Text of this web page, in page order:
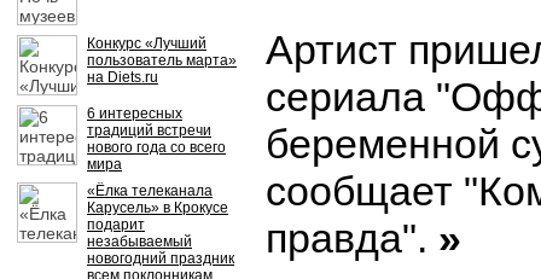
Конкурс «Лучший
пользователь марта»
на Diets.ru
6 интересных
традиций встречи
нового года со всего
мира
«Ёлка телеканала
Карусель» в Крокусе
подарит
незабываемый
новогодний праздник
всем поклонникам
Артист
сериала
беременной
сообщает
правда". »